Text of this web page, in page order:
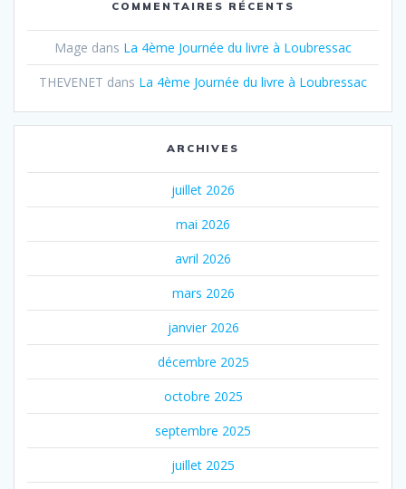
COMMENTAIRES RÉCENTS
Mage dans La 4ème Journée du livre à Loubressac
THEVENET dans La 4ème Journée du livre à Loubressac
ARCHIVES
juillet 2026
mai 2026
avril 2026
mars 2026
janvier 2026
décembre 2025
octobre 2025
septembre 2025
juillet 2025